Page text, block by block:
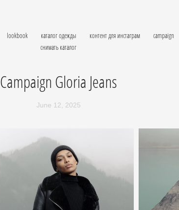
lookbook каталог одежды контент для инстаграм campaign
снимать каталог
Сampaign Gloria Jeans
June 12, 2025